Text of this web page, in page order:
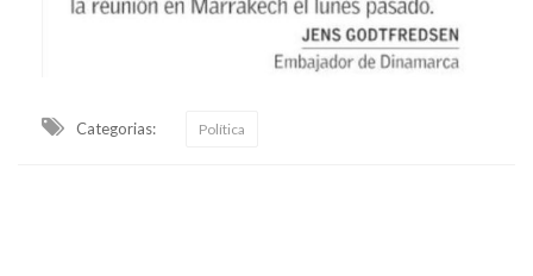
Categorias: Política